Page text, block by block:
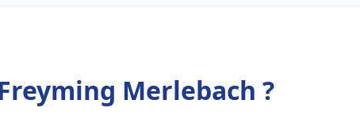
Merlebach ?